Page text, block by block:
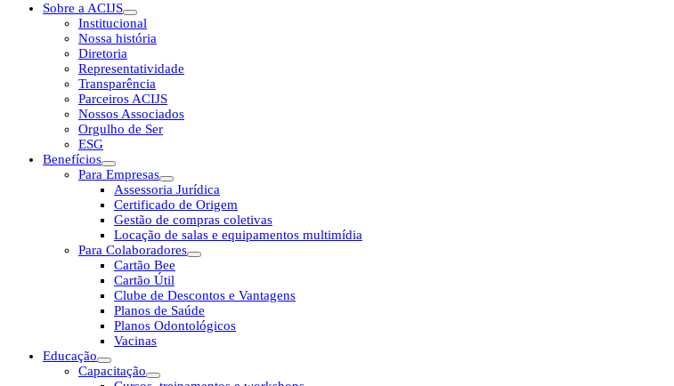
Sobre a ACIJS
Institucional
Nossa história
Diretoria
Representatividade
Transparência
Parceiros ACIJS
Nossos Associados
Orgulho de Ser
ESG
Benefícios
Para Empresas
Assessoria Jurídica
Certificado de Origem
Gestão de compras coletivas
Locação de salas e equipamentos multimídia
Para Colaboradores
Cartão Bee
Cartão Útil
Clube de Descontos e Vantagens
Planos de Saúde
Planos Odontológicos
Vacinas
Educação
Capacitação